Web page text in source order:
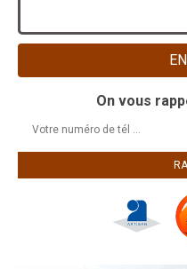
On vous